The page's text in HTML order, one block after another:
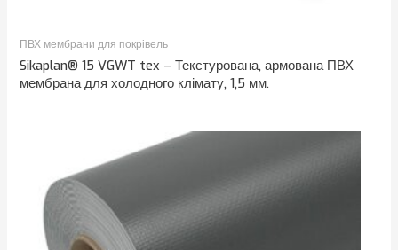
ПВХ мембрани для покрівель
Sikaplan® 15 VGWT tex – Текстурована, армована ПВХ
мембрана для холодного клімату, 1,5 мм.